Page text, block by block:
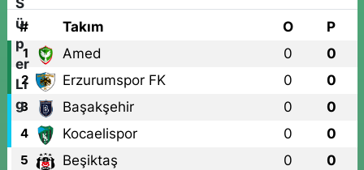
# Takım O P
1 Amed 0 0
2 Erzurumspor FK 0 0
3 Başakşehir 0 0
4 Kocaelispor 0 0
5 Beşiktaş 0 0